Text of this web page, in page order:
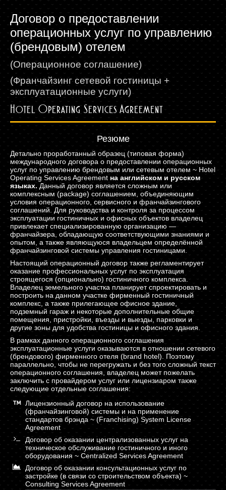
Договор о предоставлении
операционных услуг по управлению
(брендовым) отелем
(Операционное соглашение)
(Франчайзинг сетевой гостиницы +
эксплуатационные услуги)
Hotel Operating Services Agreement
Резюме
Детально проработанный образец (типовая форма)
международного договора о предоставлении операционных
услуг по управлению брендовым или сетевым отелем ~ Hotel
Operating Services Agreement на английском и русском
языках. Данный договор является сложным или
комплексным (package) соглашением, объединяющим
условия операционного, сервисного и франчайзингового
соглашений. Для руководства и контроля за процессом
эксплуатации гостиничных и офисных объектов владелец
привлекает специализированную организацию —
франчайзера, обладающую соответствующими знаниями и
опытом, а также являющуюся владельцем определённой
франчайзинговой системы управления гостиницами.
Настоящий операционный договор также регламентирует
оказание профессиональных услуг по эксплуатация
строящегося (опционально) гостиничного комплекса.
Владелец земельного участка планирует спроектировать и
построить на данном участке фирменный гостиничный
комплекс, а также прилегающее офисное здание,
подземный гараж и некоторые дополнительные общие
помещения, пристройки, въезды и выезды, парковки и
другие зоны для удобства гостиницы и офисного здания.
В рамках данного операционного соглашения
эксплуатационные услуги оказываются в отношении сетевого
(брендового) фирменного отеля (brand hotel). Поэтому
параллельно, чтобы не перегружать и без того сложный текст
операционного соглашения, владелец может пожелать
заключить с провайдером услуг или лицензиаром также
следующие отдельные соглашения:
Лицензионный договор на использование
(франчайзинговой) системы и на применение
стандартов брэнда ~ (Franchising) System License
Agreement
Договор об оказании централизованных услуг на
техническое обслуживание гостиничного и иного
оборудования ~ Centralized Services Agreement
Договор об оказании консультационных услуг по
застройке (в связи со строительством объекта) ~
Consulting Services Agreement